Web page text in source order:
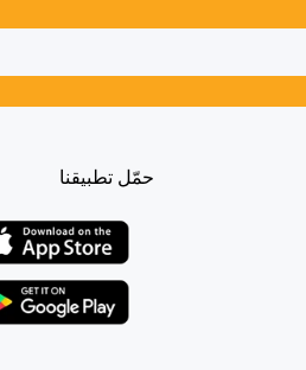
حمّل تطبيقنا